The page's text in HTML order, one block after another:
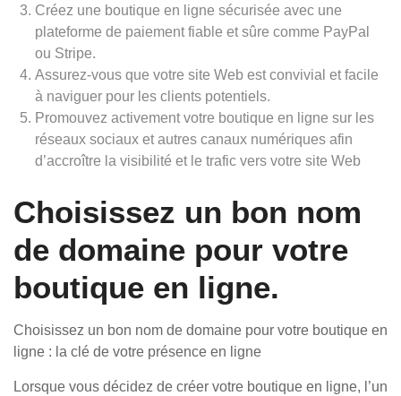
Créez une boutique en ligne sécurisée avec une
plateforme de paiement fiable et sûre comme PayPal
ou Stripe.
Assurez-vous que votre site Web est convivial et facile
à naviguer pour les clients potentiels.
Promouvez activement votre boutique en ligne sur les
réseaux sociaux et autres canaux numériques afin
d’accroître la visibilité et le trafic vers votre site Web
Choisissez un bon nom
de domaine pour votre
boutique en ligne.
Choisissez un bon nom de domaine pour votre boutique en
ligne : la clé de votre présence en ligne
Lorsque vous décidez de créer votre boutique en ligne, l’un